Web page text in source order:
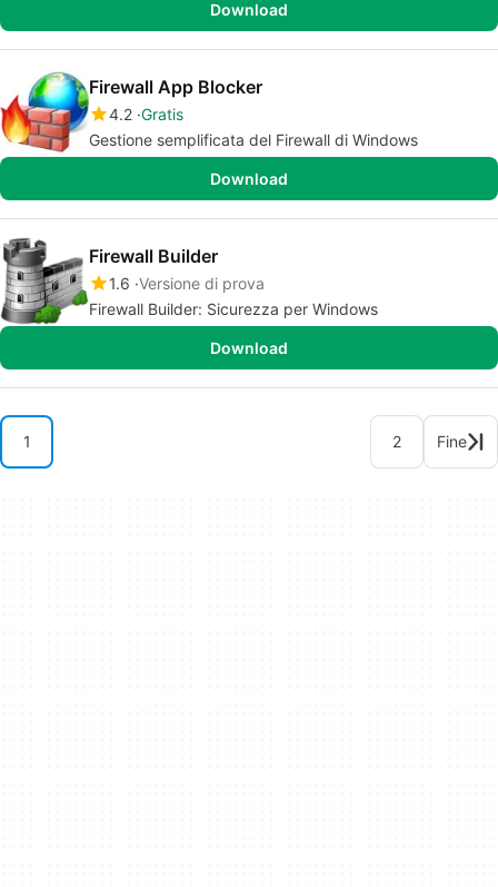
Download
Firewall App Blocker
4.2 Gratis
Gestione semplificata del Firewall di Windows
Download
Firewall Builder
1.6 Versione di prova
Firewall Builder: Sicurezza per Windows
Download
1 2 Fine